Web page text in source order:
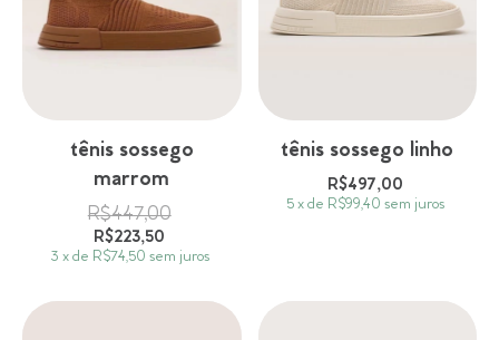
tênis sossego
marrom
R$447,00
R$223,50
3 x de R$74,50 sem juros
tênis sossego linho
R$497,00
5 x de R$99,40 sem juros